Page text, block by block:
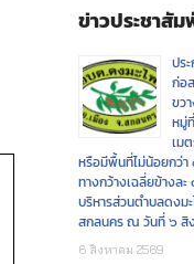
ข่าวประชาสั
ปร
ก่อ
ขว
หมู่
เม
หรือมีพื้นที่ไม่น้อยกว่า
ทางกว้างเฉลี่ยข้างล
บริหารส่วนตำบลดงม
สกลนคร ณ วันที่ ๖ สิ
6 สิงหาคม 2569